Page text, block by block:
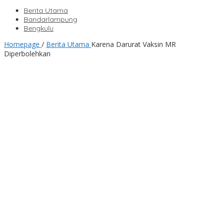
Berita Utama
Bandarlampung
Bengkulu
Homepage / Berita Utama Karena Darurat Vaksin MR
Diperbolehkan